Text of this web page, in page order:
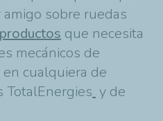
sobre ruedas
productos que necesita
mecánicos de
cualquiera de
TotalEnergies y de